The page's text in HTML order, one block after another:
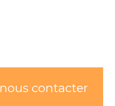
nous contacter